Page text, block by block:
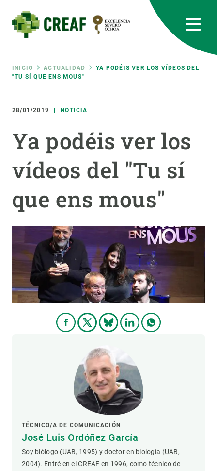
contenido
principal
Ruta
de
navegación
INICIO ACTUALIDAD
YA PODÉIS VER LOS VÍDEOS DEL
"TU SÍ QUE ENS MOUS"
28/01/2019 NOTICIA
Ya podéis ver los
vídeos del "Tu sí
que ens mous"
TÉCNICO/A DE COMUNICACIÓN
José Luis Ordóñez García
Soy biólogo (UAB, 1995) y doctor en biología (UAB,
2004). Entré en el CREAF en 1996, como técnico de
RRSS
responsive
Responsive
menu
SOBRE NOSOTROS
INVESTIGACIÓN
CIENCIA EN ACCIÓN
PARTICIPA
NOTICIAS Y AGENDA